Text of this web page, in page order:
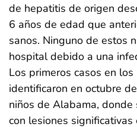
de hepatitis de origen
6 años de edad que
sanos. Ninguno de estos
hospital debido a una
Los primeros casos en
identificaron en octubre
niños de Alabama, donde
con lesiones